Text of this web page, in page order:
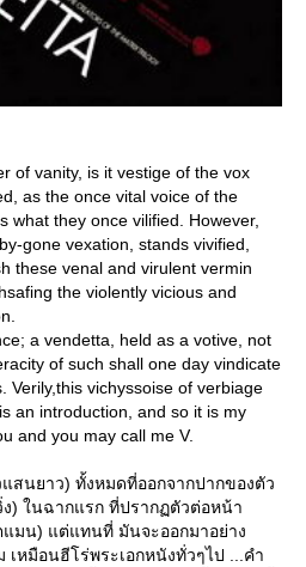
of vanity, is it vestige of the vox
as the once vital voice of the
what they once vilified. However,
gone vexation, stands vivified,
these venal and virulent vermin
the violently vicious and
a vendetta, held as a votive, not
of such shall one day vindicate
Verily,this vichyssoise of verbiage
an introduction, and so it is my
and you may call me V.
สนยาว) ทั้งหมดที่ออกจากปากของตัว
ง) ในฉากแรก ที่ปรากฏตัวต่อหน้า
แมน) แต่แทนที่ มันจะออกมาอย่าง
หมือนฮีโร่พระเอกหนังทั่วๆไป ...คำ